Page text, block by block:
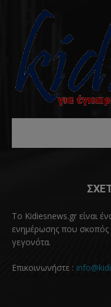
Το Kidiesnews.gr είναι
ενημέρωσης που σκοπός
γεγονότα.
Επικοινωνήστε :